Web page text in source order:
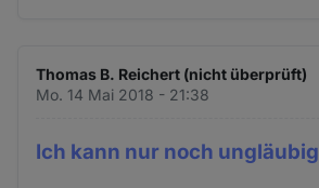
Thomas B. Reichert (nicht überprüft)
Mo. 14 Mai 2018 - 21:38
Ich kann nur noch ungläubig